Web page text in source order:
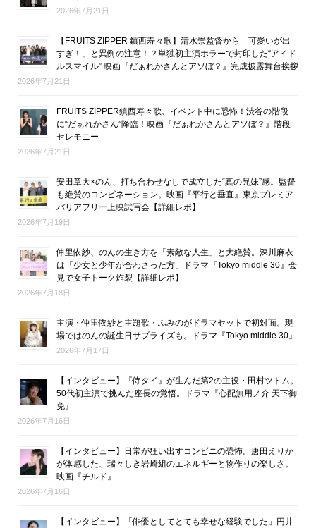
2026年7月21日
【FRUITS ZIPPER 鎮西寿々歌】清水崇監督から「可愛いが出
すぎ！」と異例の注意！？単独初主演ホラーで封印した“アイド
ルスマイル” 映画『だぁれかさんとアソぼ？』完成披露舞台挨拶
2026年7月21日
FRUITS ZIPPER鎮西寿々歌、イベント中に恐怖！渋谷の階段
に“だぁれかさん”降臨！映画『だぁれかさんとアソぼ？』階段
セレモニー
2026年7月21日
安田章大×のん、打ち合わせなしで成立した“真の兄妹”感。監督
も絶賛のコンビネーション。映画『平行と垂直』東京プレミア
バリアフリー上映試写会【詳細レポ】
2026年7月19日
仲里依紗、のんの生き方を「素敵な人生」と大絶賛。深川麻衣
は「少女と少年が合わさった方」ドラマ『Tokyo middle 30』会
見で女子トーク炸裂【詳細レポ】
2026年7月18日
主演・仲里依紗と主題歌・ふみのがドラマセットで初対面。現
場ではのんの誕生日サプライズも。ドラマ『Tokyo middle 30』
2026年7月17日
【インタビュー】『侍タイ』が生んだ第2の主役・田村ツトム。
50代初主演で挑んだ座長の覚悟。ドラマ『心配無用ノ介 天下御
免』
2026年7月16日
【インタビュー】日常が狂い出すコンビニの恐怖。唐田えりか
が体感した、瑞々しき岩崎組のエネルギーと物作りの楽しさ。
映画『チルド』
2026年7月16日
【インタビュー】「俳優としてとても幸せな経験でした」円井